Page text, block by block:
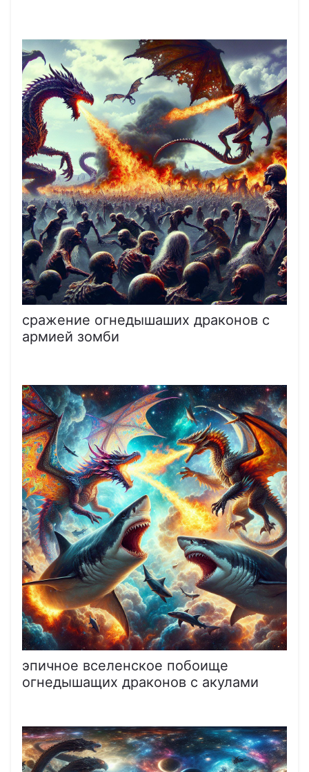
сражение огнедышаших драконов с
армией зомби
эпичное вселенское побоище
огнедышащих драконов с акулами